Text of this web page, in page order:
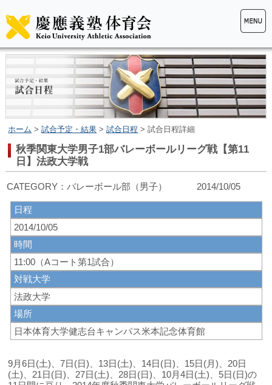
ホーム >試合予定・結果 >試合日程 > 試合日程詳細
秋季関東大学男子1部バレーボールリーグ戦【第11
日】法政大学戦
CATEGORY：バレーボール部（男子） 2014/10/05
日程
2014/10/05
時間
11:00（Aコート第1試合）
対戦大学
法政大学
場所
日本体育大学健志台キャンパス米本記念体育館
9月6日(土)、7日(日)、13日(土)、14日(日)、15日(月)、20日
(土)、21日(日)、27日(土)、28日(日)、10月4日(土)、5日(日)の